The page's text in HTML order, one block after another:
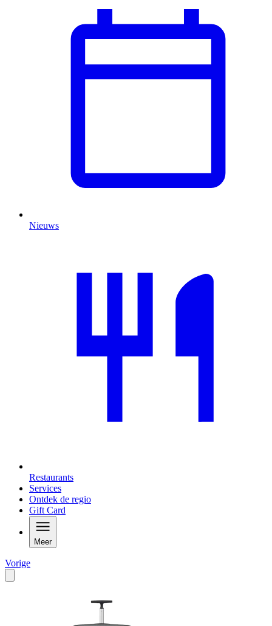
Nieuws
Restaurants
Services
Ontdek de regio
Gift Card
Meer
Vorige